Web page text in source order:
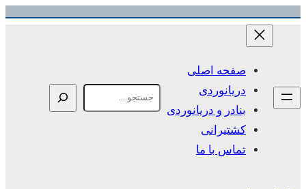
رفتن
صفحه اصلی
دریانوردی
بنادر و دریانوردی
کشتیرانی
تماس با ما